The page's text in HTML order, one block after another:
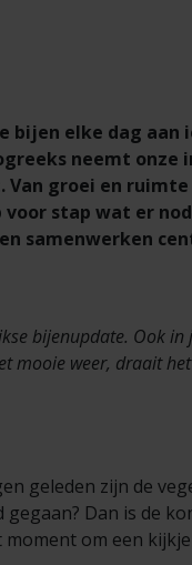
bijen elke dag
neemt
groei en
stap wat er
samenwerken
bijenupdate. Ook
mooie weer, draait
geleden zijn de
Dan is de
om een